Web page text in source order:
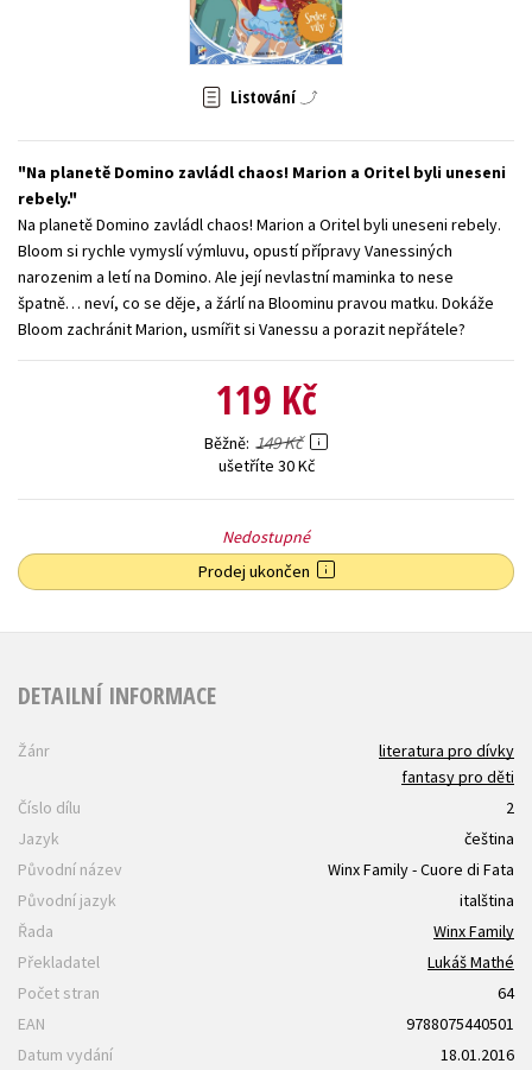
Zahraniční literatura
Všechny tituly
Listování
Na planetě Domino zavládl chaos! Marion a Oritel byli uneseni
rebely.
Na planetě Domino zavládl chaos! Marion a Oritel byli uneseni rebely.
Bloom si rychle vymyslí výmluvu, opustí přípravy Vanessiných
narozenim a letí na Domino. Ale její nevlastní maminka to nese
špatně… neví, co se děje, a žárlí na Bloominu pravou matku. Dokáže
Bloom zachránit Marion, usmířit si Vanessu a porazit nepřátele?
119 Kč
Běžně 149 Kč
ušetříte 30 Kč
Nedostupné
Prodej ukončen
DETAILNÍ INFORMACE
Žánr
literatura pro dívky
fantasy pro děti
Číslo dílu
2
Jazyk
čeština
Původní název
Winx Family - Cuore di Fata
Původní jazyk
italština
Řada
Winx Family
Překladatel
Lukáš Mathé
Počet stran
64
EAN
9788075440501
Datum vydání
18.01.2016